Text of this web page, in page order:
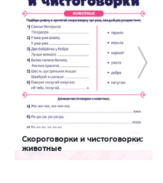
Скороговорки и чистоговорки:
животные